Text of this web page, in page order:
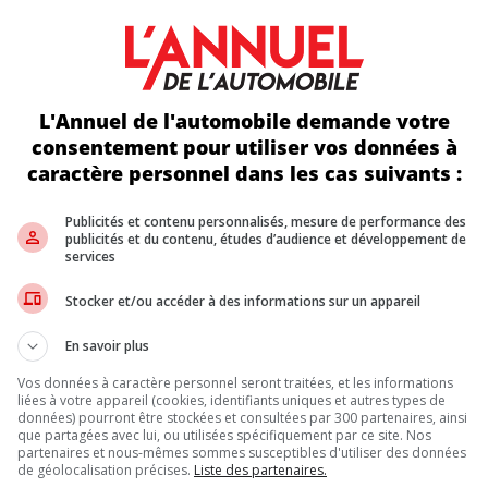
à l’automne prochain, avec les modèles deux roues
214 chevaux, couple de 221 lb-pi, autonomie estimée jusqu’à
de 63 kWh, moteur synchrone à CA de 335 chevaux,
238 chevaux, couple de 221 lb-pi, autonomie estimée jusqu’à
238 chevaux, couple de 221 lb-pi, autonomie estimée jusqu’à
de 87 kWh, moteur synchrone à CA de 389 chevaux,
de 87 kWh, moteur synchrone à CA de 389 chevaux,
de 3,0 litres qui développe 400 chevaux et d’un choix
motorisés, ou d’une transmission automatique à neuf
sur le portail de réservation, ainsi qu’en version
L'Annuel de l'automobile demande votre
consentement pour utiliser vos données à
caractère personnel dans les cas suivants :
Publicités et contenu personnalisés, mesure de performance des
publicités et du contenu, études d’audience et développement de
services
Stocker et/ou accéder à des informations sur un appareil
En savoir plus
Vos données à caractère personnel seront traitées, et les informations
liées à votre appareil (cookies, identifiants uniques et autres types de
données) pourront être stockées et consultées par 300 partenaires, ainsi
que partagées avec lui, ou utilisées spécifiquement par ce site. Nos
partenaires et nous-mêmes sommes susceptibles d'utiliser des données
de géolocalisation précises. Liste des partenaires.